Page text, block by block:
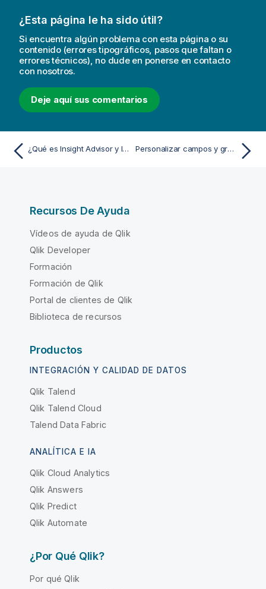
¿Esta página le ha sido útil?
Si encuentra algún problema con esta página o su
contenido (errores tipográficos, pasos que faltan o
errores técnicos), no dude en ponerse en contacto
con nosotros.
Deje aquí sus comentarios
¿Qué es Insight Advisor y la lógica de negocio? Personalizar campos y grupos
Recursos De Ayuda
Vídeos de ayuda de Qlik
Qlik Developer
Formación
Formación de Qlik
Portal de clientes de Qlik
Biblioteca de recursos
Productos
INTEGRACIÓN Y CALIDAD DE DATOS
Qlik Talend
Qlik Talend Cloud
Talend Data Fabric
ANALÍTICA E IA
Qlik Cloud Analytics
Qlik Answers
Qlik Predict
Qlik Automate
¿Por Qué Qlik?
Por qué Qlik